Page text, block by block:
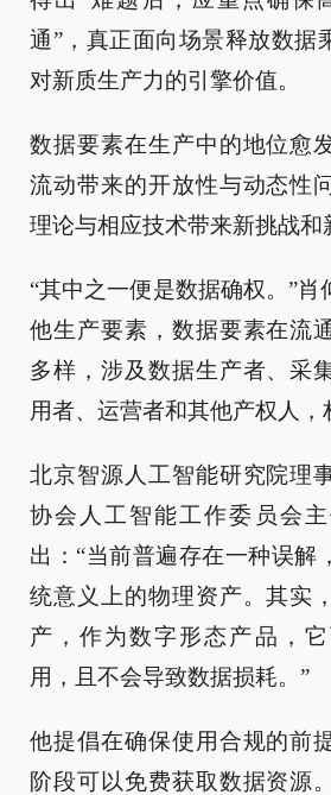
通”，真正面向场景释放数据
对新质生产力的引擎价值。
数据要素在生产中的地位愈
流动带来的开放性与动态性
理论与相应技术带来新挑战和
“其中之一便是数据确权。”
他生产要素，数据要素在流
多样，涉及数据生产者、采
用者、运营者和其他产权人，
北京智源人工智能研究院理
协会人工智能工作委员会
出：“当前普遍存在一种误解
统意义上的物理资产。其实
产，作为数字形态产品，
用，且不会导致数据损耗。”
他提倡在确保使用合规的前
阶段可以免费获取数据资源